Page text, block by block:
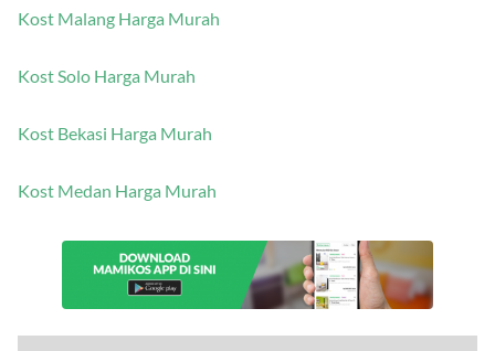
Kost Malang Harga Murah
Kost Solo Harga Murah
Kost Bekasi Harga Murah
Kost Medan Harga Murah